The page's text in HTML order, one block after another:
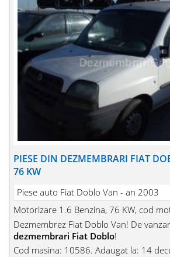
PIESE DIN DEZMEMBRARI FIAT
76 KW
Piese auto Fiat Doblo Van - an 2003
Motorizare 1.6 Benzina, 76 KW, cod
Dezmembrez Fiat Doblo Van! De
dezmembrari Fiat Doblo!
Cod masina: 10586. Adaugat la: 14